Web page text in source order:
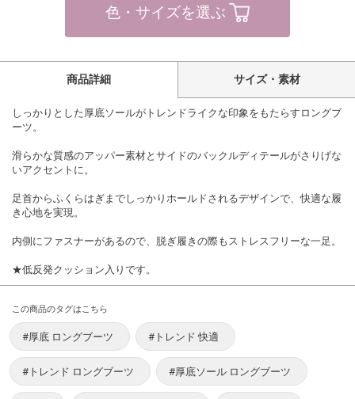
色・サイズを選ぶ
商品詳細 サイズ・素材
しっかりとした厚底ソールがトレンドライクな印象をもたらすロングブ
ーツ。
滑らかな質感のアッパー素材とサイドのバックルディテールがさりげな
いアクセントに。
足首からふくらはぎまでしっかりホールドされるデザインで、快適な履
き心地を実現。
内側にファスナーがあるので、脱ぎ履きの際もストレスフリーな一足。
★低反発クッション入りです。
この商品のタグはこちら
#厚底 ロングブーツ #トレンド 快適
#トレンド ロングブーツ #厚底ソール ロングブーツ